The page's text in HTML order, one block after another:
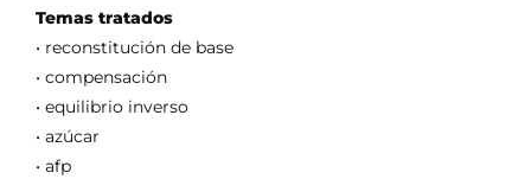
Temas tratados
• reconstitución de base
• compensación
• equilibrio inverso
• azúcar
• afp